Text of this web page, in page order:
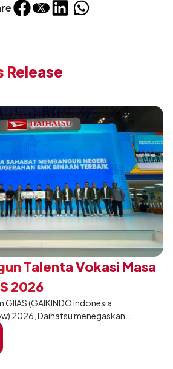
Release
Talenta Vokasi Masa
2026
(GAIKINDO Indonesia
2026, Daihatsu menegaskan
kualitas SDM (Sumber Daya
vokasi bertema “Bersama Sahabat
ini diwujudkan melalui ajang